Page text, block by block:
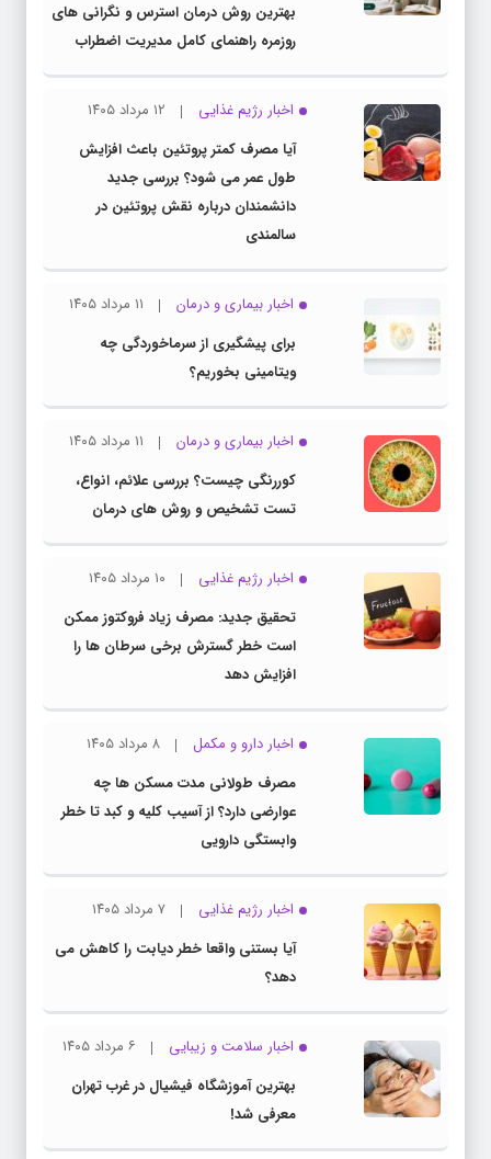
بهترین روش درمان استرس و نگرانی های
روزمره راهنمای کامل مدیریت اضطراب
اخبار رژیم غذایی
۱۲ مرداد ۱۴۰۵
آیا مصرف کمتر پروتئین باعث افزایش
طول عمر می شود؟ بررسی جدید
دانشمندان درباره نقش پروتئین در
سالمندی
اخبار بیماری و درمان
۱۱ مرداد ۱۴۰۵
برای پیشگیری از سرماخوردگی چه
ویتامینی بخوریم؟
اخبار بیماری و درمان
۱۱ مرداد ۱۴۰۵
کوررنگی چیست؟ بررسی علائم، انواع،
تست تشخیص و روش های درمان
اخبار رژیم غذایی
۱۰ مرداد ۱۴۰۵
تحقیق جدید: مصرف زیاد فروکتوز ممکن
است خطر گسترش برخی سرطان ها را
افزایش دهد
اخبار دارو و مکمل
۸ مرداد ۱۴۰۵
مصرف طولانی مدت مسکن ها چه
عوارضی دارد؟ از آسیب کلیه و کبد تا خطر
وابستگی دارویی
اخبار رژیم غذایی
۷ مرداد ۱۴۰۵
آیا بستنی واقعا خطر دیابت را کاهش می
دهد؟
اخبار سلامت و زیبایی
۶ مرداد ۱۴۰۵
بهترین آموزشگاه فیشیال در غرب تهران
معرفی شد!